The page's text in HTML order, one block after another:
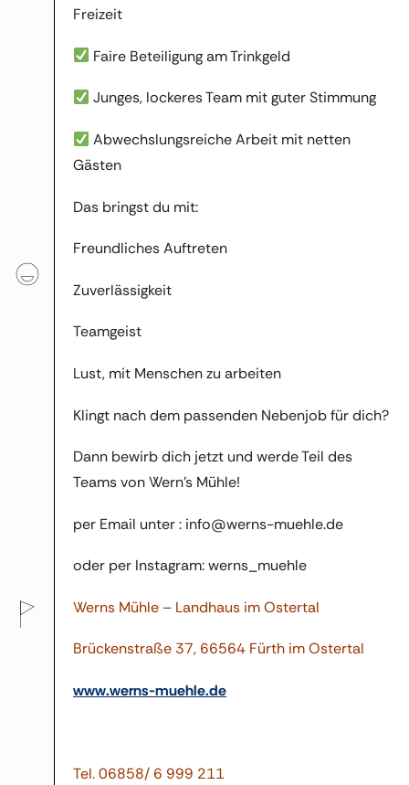
Freizeit
Faire Beteiligung am Trinkgeld
Junges, lockeres Team mit guter Stimmung
Abwechslungsreiche Arbeit mit netten
Gästen
Das bringst du mit:
Freundliches Auftreten
Zuverlässigkeit
Teamgeist
Lust, mit Menschen zu arbeiten
Klingt nach dem passenden Nebenjob für dich?
Dann bewirb dich jetzt und werde Teil des
Teams von Wern’s Mühle!
per Email unter : info@werns-muehle.de
oder per Instagram: werns_muehle
Werns Mühle – Landhaus im Ostertal
Brückenstraße 37, 66564 Fürth im Ostertal
www.werns-muehle.de
Tel. 06858/ 6 999 211